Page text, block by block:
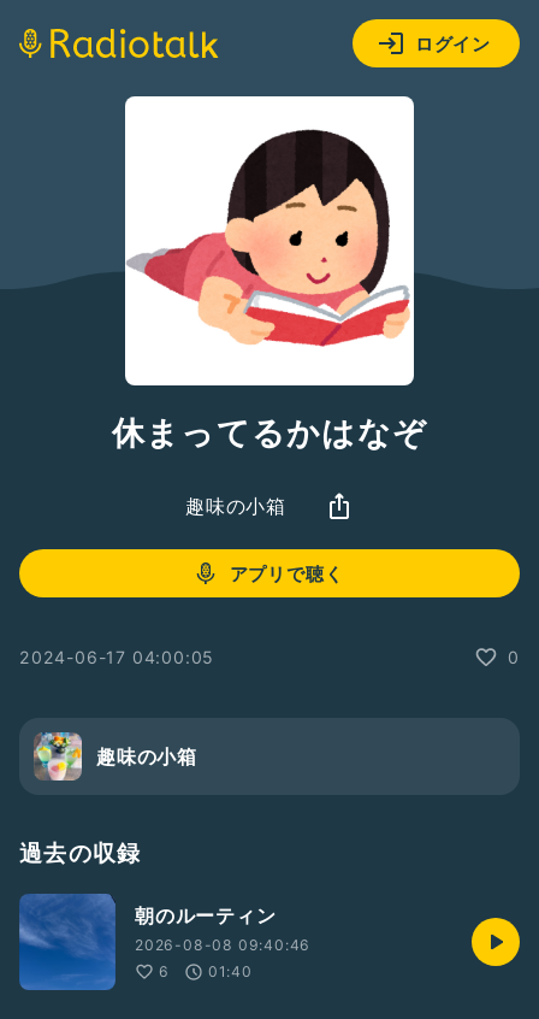
ログイン
休まってるかはなぞ
趣味の小箱
アプリで聴く
2024-06-17 04:00:05 0
趣味の小箱
過去の収録
朝のルーティン
2026-08-08 09:40:46
6
01:40